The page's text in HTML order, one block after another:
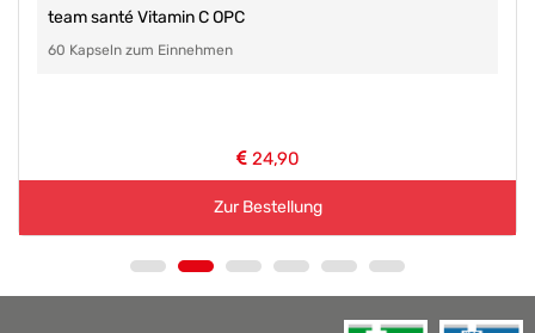
team santé Vitamin C OPC
60 Kapseln zum Einnehmen
24,90
Zur Bestellung